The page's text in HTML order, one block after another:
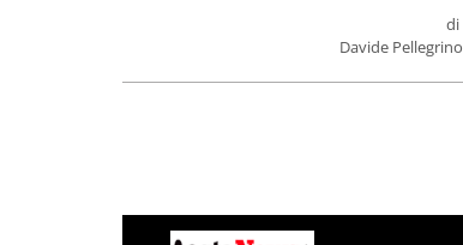
di
Davide Pellegrino